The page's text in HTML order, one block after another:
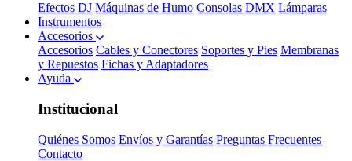
Efectos DJ Máquinas de Humo Consolas DMX Lámparas
Instrumentos
Accesorios
Accesorios Cables y Conectores Soportes y Pies Membranas
y Repuestos Fichas y Adaptadores
Ayuda
Institucional
Quiénes Somos Envíos y Garantías Preguntas Frecuentes
Contacto